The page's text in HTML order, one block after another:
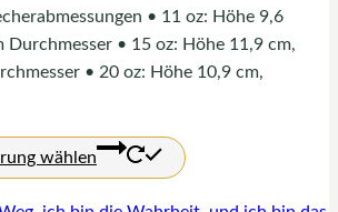
• 11 oz: Höhe 9,6
Durchmesser • 15 oz: Höhe 11,9 cm,
• 20 oz: Höhe 10,9 cm,
wählen